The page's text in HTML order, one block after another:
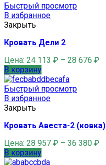
Быстрый просмотр
В избранное
Закрыть
Кровать Дели 2
Цена: 24 113 ₽ – 28 676 ₽
В корзину
Быстрый просмотр
В избранное
Закрыть
Кровать Авеста-2 (ковка)
Цена: 28 957 ₽ – 36 380 ₽
В корзину